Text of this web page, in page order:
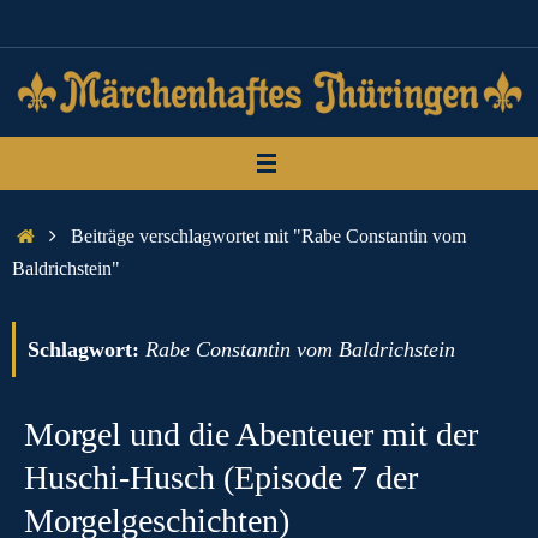
Inhalt
springen
StartBeiträge verschlagwortet mit "Rabe Constantin vom
Baldrichstein"
Schlagwort: Rabe Constantin vom Baldrichstein
Morgel und die Abenteuer mit der
Huschi-Husch (Episode 7 der
Morgelgeschichten)